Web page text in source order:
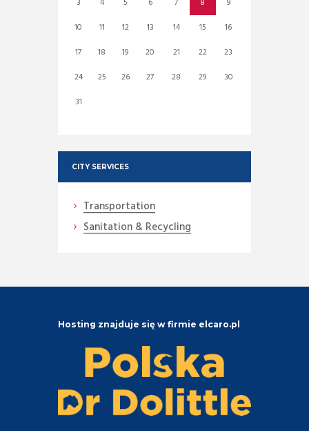
3
4 5 6 7 8
9
10
11 12 13 14 15
16
17
18 19 20 21 22
23
24
25 26 27 28 29
30
31
CITY SERVICES
Transportation
Sanitation & Recycling
Hosting znajduje się w firmie elcaro.pl